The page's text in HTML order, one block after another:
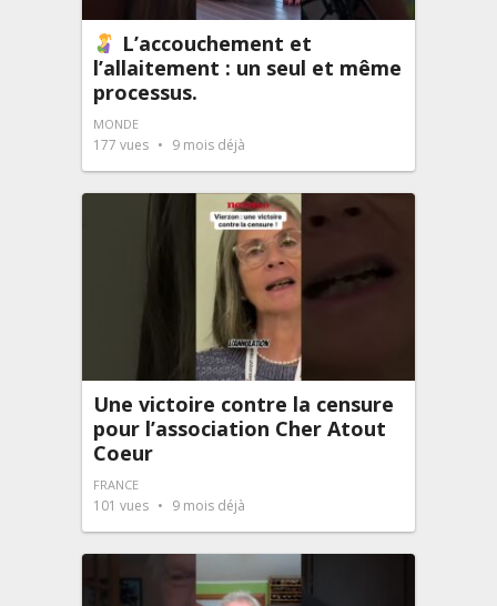
L’accouchement et
l’allaitement : un seul et même
processus.
MONDE
177 vues 9 mois déjà
Une victoire contre la censure
pour l’association Cher Atout
Coeur
FRANCE
101 vues 9 mois déjà